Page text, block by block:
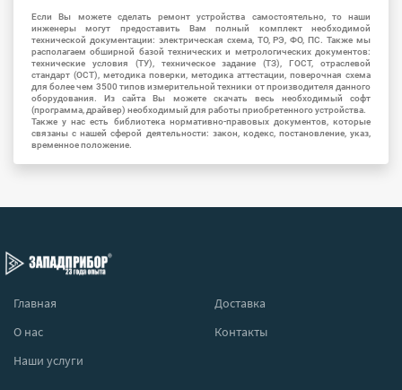
Если Вы можете сделать ремонт устройства самостоятельно, то наши
инженеры могут предоставить Вам полный комплект необходимой
технической документации: электрическая схема, ТО, РЭ, ФО, ПС. Также мы
располагаем обширной базой технических и метрологических документов:
технические условия (ТУ), техническое задание (ТЗ), ГОСТ, отраслевой
стандарт (ОСТ), методика поверки, методика аттестации, поверочная схема
для более чем 3500 типов измерительной техники от производителя данного
оборудования. Из сайта Вы можете скачать весь необходимый софт
(программа, драйвер) необходимый для работы приобретенного устройства.
Также у нас есть библиотека нормативно-правовых документов, которые
связаны с нашей сферой деятельности: закон, кодекс, постановление, указ,
временное положение.
Главная
Доставка
О нас
Контакты
Наши услуги